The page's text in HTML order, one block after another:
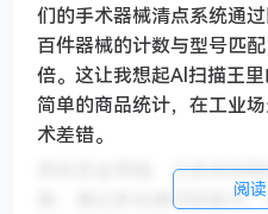
们的手术器械清点系统通
百件器械的计数与型号匹
倍。这让我想起Al扫描王
简单的商品统计，在工业
术差错。
而在农业领域，江苏农科
统：通过多光谱识别技术
阅